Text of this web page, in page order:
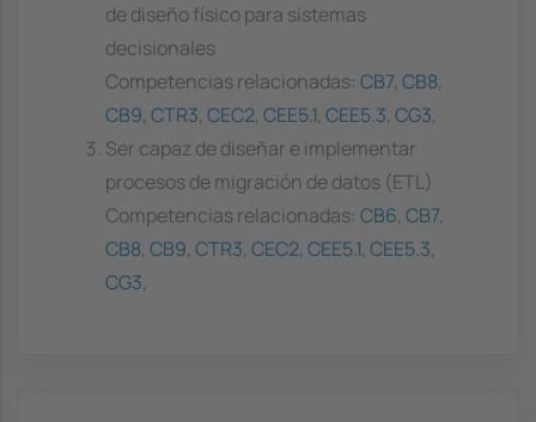
de diseño físico para sistemas
decisionales
Competencias relacionadas: CB7, CB8,
CB9, CTR3, CEC2, CEE5.1, CEE5.3, CG3,
Ser capaz de diseñar e implementar
procesos de migración de datos (ETL)
Competencias relacionadas: CB6, CB7,
CB8, CB9, CTR3, CEC2, CEE5.1, CEE5.3,
CG3,